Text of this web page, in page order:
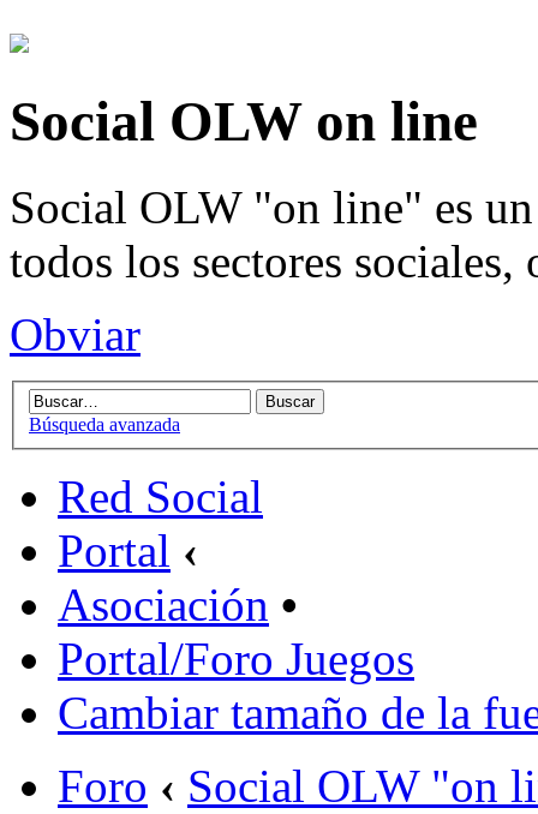
Social OLW on line
Social OLW "on line" es
todos los sectores sociales,
Obviar
Búsqueda avanzada
Red Social
Portal ‹
Asociación •
Portal/Foro Juegos
Cambiar tamaño de la
Foro ‹ Social OLW "on